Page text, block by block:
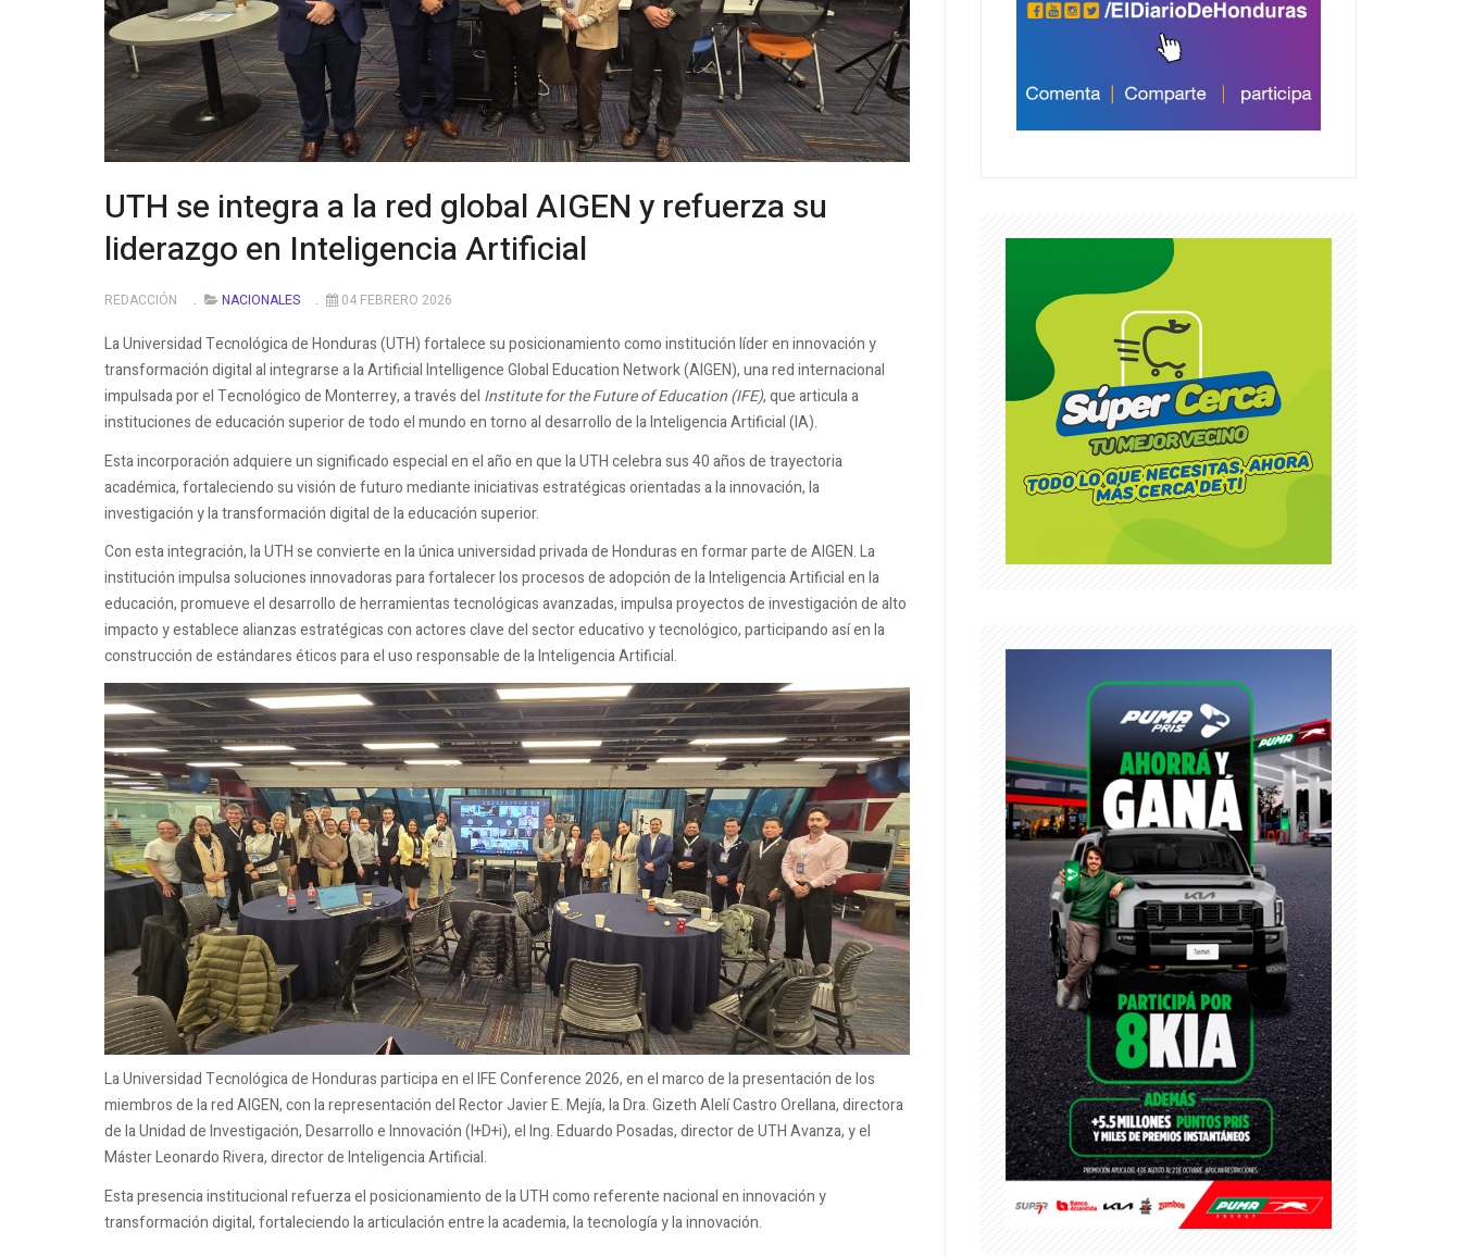
UTH se integra a la red global AIGEN y refuerza su
liderazgo en Inteligencia Artificial
REDACCIÓN NACIONALES 04 FEBRERO 2026
La Universidad Tecnológica de Honduras (UTH) fortalece su posicionamiento como institución líder en innovación y
transformación digital al integrarse a la Artificial Intelligence Global Education Network (AIGEN), una red internacional
impulsada por el Tecnológico de Monterrey, a través del Institute for the Future of Education (IFE), que articula a
instituciones de educación superior de todo el mundo en torno al desarrollo de la Inteligencia Artificial (IA).
Esta incorporación adquiere un significado especial en el año en que la UTH celebra sus 40 años de trayectoria
académica, fortaleciendo su visión de futuro mediante iniciativas estratégicas orientadas a la innovación, la
investigación y la transformación digital de la educación superior.
Con esta integración, la UTH se convierte en la única universidad privada de Honduras en formar parte de AIGEN. La
institución impulsa soluciones innovadoras para fortalecer los procesos de adopción de la Inteligencia Artificial en la
educación, promueve el desarrollo de herramientas tecnológicas avanzadas, impulsa proyectos de investigación de alto
impacto y establece alianzas estratégicas con actores clave del sector educativo y tecnológico, participando así en la
construcción de estándares éticos para el uso responsable de la Inteligencia Artificial.
La Universidad Tecnológica de Honduras participa en el IFE Conference 2026, en el marco de la presentación de los
miembros de la red AIGEN, con la representación del Rector Javier E. Mejía, la Dra. Gizeth Alelí Castro Orellana, directora
de la Unidad de Investigación, Desarrollo e Innovación (I+D+i), el Ing. Eduardo Posadas, director de UTH Avanza, y el
Máster Leonardo Rivera, director de Inteligencia Artificial.
Esta presencia institucional refuerza el posicionamiento de la UTH como referente nacional en innovación y
transformación digital, fortaleciendo la articulación entre la academia, la tecnología y la innovación.